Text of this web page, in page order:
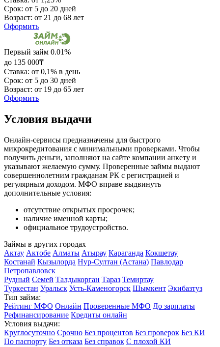
Срок: от 5 до 20 дней
Возраст: от 21 до 68 лет
Оформить
Первый займ 0.01%
до 135 000₸
Ставка: от 0,1% в день
Срок: от 5 до 30 дней
Возраст: от 19 до 65 лет
Оформить
Условия выдачи
Онлайн-сервисы предназначены для быстрого
микрокредитования с минимальными проверками. Чтобы
получить деньги, заполняют на сайте компании анкету и
указывают желаемую сумму. Проверенные займы выдают
совершеннолетним гражданам РК с регистрацией и
регулярным доходом. МФО вправе выдвинуть
дополнительные условия:
отсутствие открытых просрочек;
наличие именной карты;
официальное трудоустройство.
Займы в других городах
Актау Актобе Алматы Атырау Караганда Кокшетау
Костанай Кызылорда Нур-Султан (Астана) Павлодар
Петропавловск
Рудный Семей Талдыкорган Тараз Темиртау
Туркестан Уральск Усть-Каменогорск Шымкент Экибазтуз
Тип займа:
Рейтинг МФО Онлайн Проверенные МФО До зарплаты
Рефинансирование Кредиты онлайн
Условия выдачи:
Круглосуточно Срочно Без процентов Без проверок Без КИ
По паспорту Без отказа Без справок С плохой КИ